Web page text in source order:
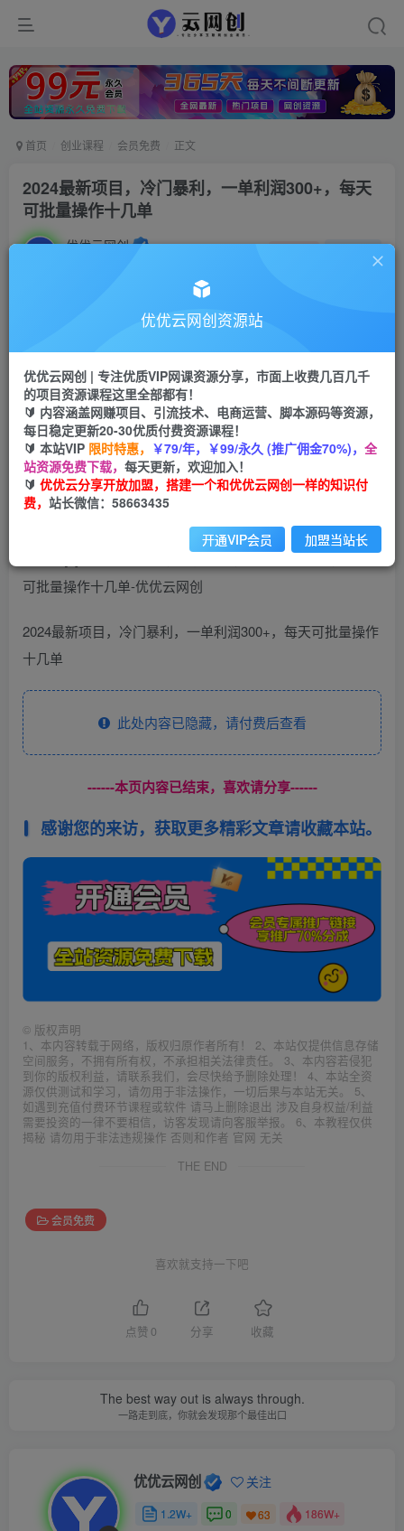
首页 创业课程 会员免费 正文
2024最新项目，冷门暴利，一单利润300+，每天
可批量操作十几单
优优云网创 私信
云币 9.9 云币99
会员免费
立即购买
您当前未登录！建议登陆后购买，可保存购买订单
2024最新项目，冷门暴利，一单利润300+，每天可批量操作
十几单
此处内容已隐藏，请付费后查看
------本页内容已结束，喜欢请分享------
感谢您的来访，获取更多精彩文章请收藏本站。
© 版权声明
1、本内容转载于网络，版权归原作者所有！ 2、本站仅提供信息存储
空间服务，不拥有所有权，不承担相关法律责任。 3、本内容若侵犯
到你的版权利益，请联系我们，会尽快给予删除处理！ 4、本站全资
源仅供测试和学习，请勿用于非法操作，一切后果与本站无关。 5、
如遇到充值付费环节课程或软件 请马上删除退出 涉及自身权益/利益
需要投资的一律不要相信，访客发现请向客服举报。 6、本教程仅供
揭秘 请勿用于非法违规操作 否则和作者 官网 无关
THE END
会员免费
喜欢就支持一下吧
点赞 0 分享 收藏
The best way out is always through.
一路走到底，你就会发现那个最佳出口
优优云网创 关注
1.2W+ 0 63 186W+
优优云网创资源站
优优云网创 | 专注优质VIP网课资源分享，市面上收费几百几千
的项目资源课程这里全部都有！
🔰 内容涵盖网赚项目、引流技术、电商运营、脚本源码等资源，
每日稳定更新20-30优质付费资源课程！
🔰 本站VIP 限时特惠， ￥79/年，￥99/永久 (推广佣金70%)， 全
站资源免费下载， 每天更新，欢迎加入！
🔰 优优云分享开放加盟，搭建一个和优优云网创一样的知识付
费， 站长微信：58663435
开通VIP会员 加盟当站长